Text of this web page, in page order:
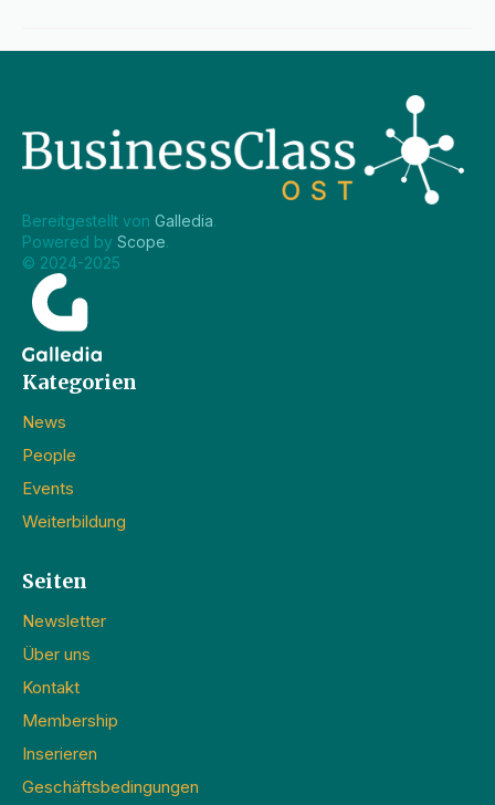
Bereitgestellt von Galledia.
Powered by Scope.
© 2024-2025
Kategorien
News
People
Events
Weiterbildung
Seiten
Newsletter
Über uns
Kontakt
Membership
Inserieren
Geschäftsbedingungen